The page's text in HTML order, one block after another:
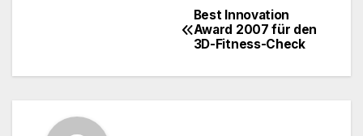
Beitragsnavigation
Best Innovation
Award 2007 für den
3D-Fitness-Check